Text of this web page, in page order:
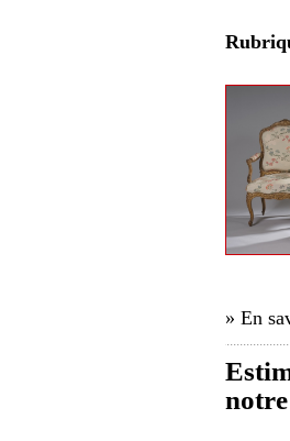
» En